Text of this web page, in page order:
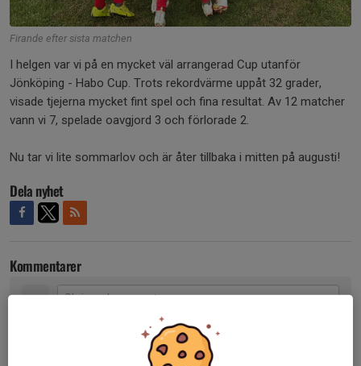
Firande efter sista matchen
I helgen var vi på en mycket väl arrangerad Cup utanför
Jönköping - Habo Cup. Trots rekordvärme uppåt 32 grader,
visade tjejerna mycket fint spel och fina resultat. Av 12 matcher
vann vi 7, spelade oavgjord 3 och förlorade 2.
Nu tar vi lite sommarlov och är åter tillbaka i mitten på augusti!
Dela nyhet
Kommentarer